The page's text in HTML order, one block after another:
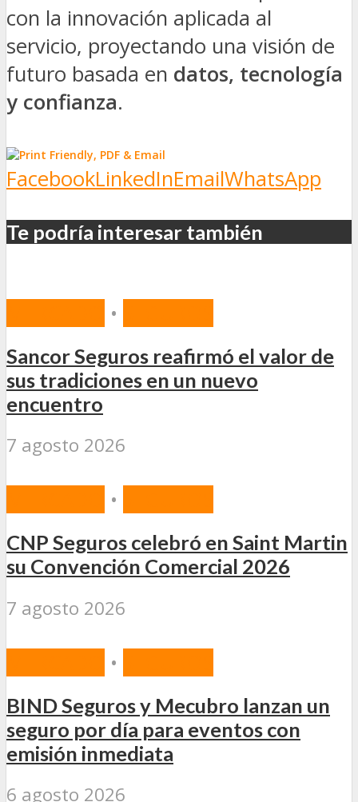
con la innovación aplicada al
servicio, proyectando una visión de
futuro basada en datos, tecnología
y confianza.
FacebookLinkedInEmailWhatsApp
Te podría interesar también
•
Sancor Seguros reafirmó el valor de
sus tradiciones en un nuevo
encuentro
7 agosto 2026
•
CNP Seguros celebró en Saint Martin
su Convención Comercial 2026
7 agosto 2026
•
BIND Seguros y Mecubro lanzan un
seguro por día para eventos con
emisión inmediata
6 agosto 2026